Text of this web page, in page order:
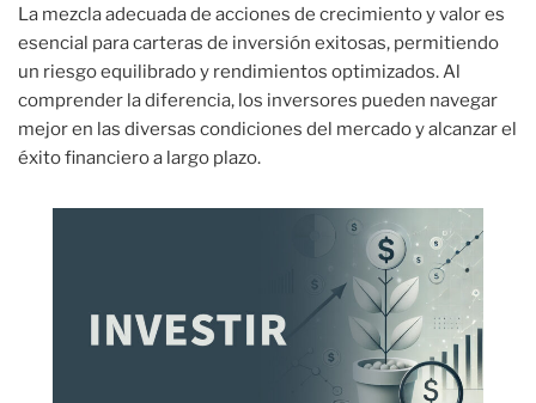
La mezcla adecuada de acciones de crecimiento y valor es
esencial para carteras de inversión exitosas, permitiendo
un riesgo equilibrado y rendimientos optimizados. Al
comprender la diferencia, los inversores pueden navegar
mejor en las diversas condiciones del mercado y alcanzar el
éxito financiero a largo plazo.